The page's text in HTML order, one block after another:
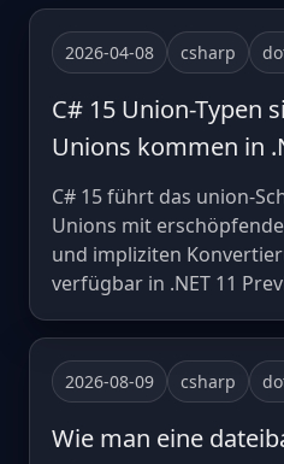
2026-04-08 csharp
C# 15 Union-Typen
Unions kommen in
C# 15 führt das union-
Unions mit
und impliziten
verfügbar in .NET 11
2026-08-09 csharp
Wie man eine